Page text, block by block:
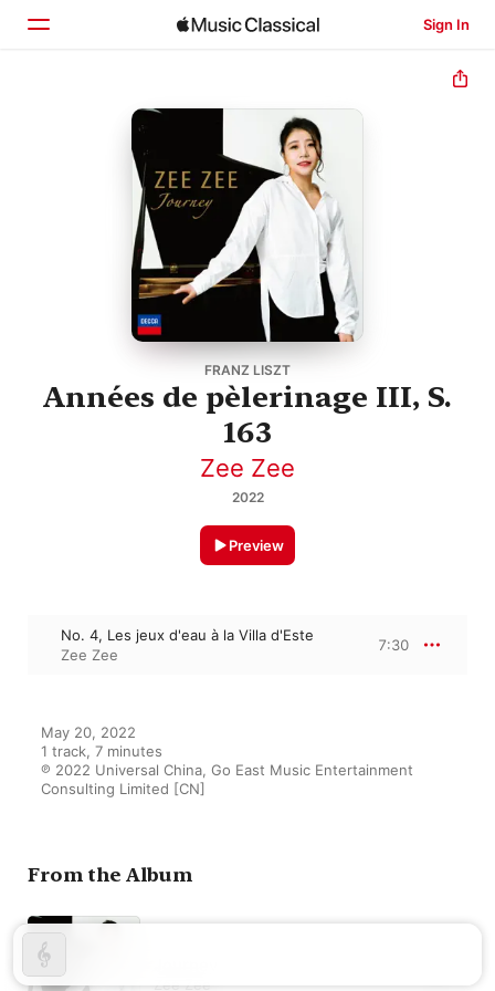
Sign In
Browse
FRANZ LISZT
Années de pèlerinage III, S.
163
Zee Zee
2022
Preview
No. 4, Les jeux d'eau à la Villa d'Este
Zee Zee
7:30
May 20, 2022
1 track, 7 minutes
℗ 2022 Universal China, Go East Music Entertainment
Consulting Limited [CN]
From the Album
Zee Zee